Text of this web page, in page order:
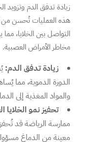
زيادة تدفق الدم وتزويد
هذه العمليات تُحسن من
التواصل بين الخلايا،
مخاطر الأمراض العصبية.
زيادة تدفق الدم:
الدورة الدموية، مما
والمواد المغذية إلى
تحفيز نمو الخلايا
ممارسة الرياضة قد
معينة من الدماغ